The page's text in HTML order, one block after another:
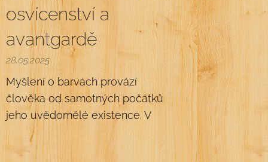
osvícenství a
avantgardě
28.05.2025
Myšlení o barvách provází
člověka od samotných počátků
jeho uvědomělé existence. V